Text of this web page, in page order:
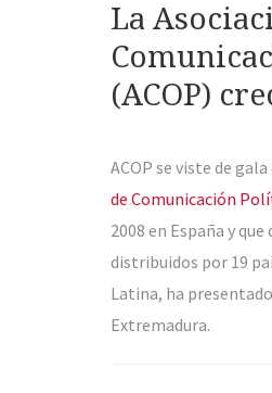
La
(ACOP)
ACOP se viste de
de Comunicación
2008 en España y
distribuidos por 19
Latina, ha
Extremadura.